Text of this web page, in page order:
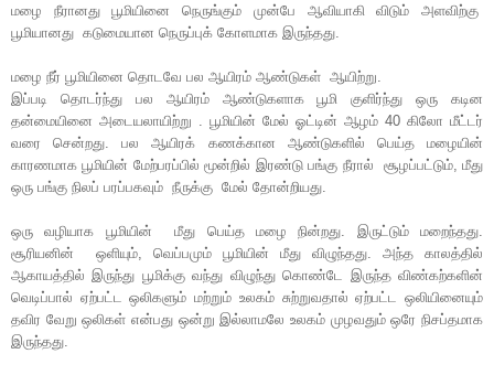
மழை நீரானது பூமியினை நெருங்கும் முன்பே ஆவியாகி விடும் அளவிற்கு
பூமியானது கடுமையான நெருப்புக் கோளமாக இருந்தது.
மழை நீர் பூமியினை தொடவே பல ஆயிரம் ஆண்டுகள் ஆயிற்று.
இப்படி தொடர்ந்து பல ஆயிரம் ஆண்டுகளாக பூமி குளிர்ந்து ஒரு கடின
தன்மையினை அடையலாயிற்று . பூமியின் மேல் ஓட்டின் ஆழம் 40 கிலோ மீட்டர்
வரை சென்றது. பல ஆயிரக் கணக்கான ஆண்டுகளில் பெய்த மழையின்
காரணமாக பூமியின் மேற்பரப்பில் மூன்றில் இரண்டு பங்கு நீரால் சூழப்பட்டும், மீது
ஒரு பங்கு நிலப் பரப்பகவும் நீருக்கு மேல் தோன்றியது.
ஒரு வழியாக பூமியின் மீது பெய்த மழை நின்றது. இருட்டும் மறைந்தது.
சூரியனின் ஒளியும், வெப்பமும் பூமியின் மீது விழுந்தது. அந்த காலத்தில்
ஆகாயத்தில் இருந்து பூமிக்கு வந்து விழுந்து கொண்டே இருந்த விண்கற்களின்
வெடிப்பால் ஏற்பட்ட ஒலிகளும் மற்றும் உலகம் சுற்றுவதால் ஏற்பட்ட ஒலியினையும்
தவிர வேறு ஒலிகள் என்பது ஒன்று இல்லாமலே உலகம் முழவதும் ஒரே நிசப்தமாக
இருந்தது.